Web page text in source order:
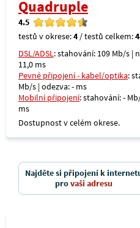
Quadruple
4.5
testů v okrese:4 / testů celkem:
DSL/ADSL: stahování: 109 Mb/s |
11,0 ms
Pevné připojení - kabel/optika:
Mb/s | odezva: - ms
Mobilní připojení: stahování: -
ms
Dostupnost v celém okrese.
Najděte si připojení k
provaši adresu